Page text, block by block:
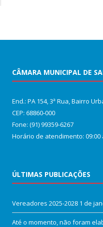
CÂMARA MUNICIPAL DE
End.: PA 154, 3ª Rua, Bairro
CEP: 68860‑000
Fone: (91) 99359-6267
Horário de atendimento: 09:00
ÚLTIMAS PUBLICAÇÕES
Vereadores 2025-2028 1 de
Até o momento, não foram